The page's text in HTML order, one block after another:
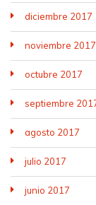
diciembre 2017
noviembre 2017
octubre 2017
septiembre
agosto 2017
julio 2017
junio 2017